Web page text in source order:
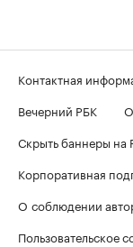
Контактная
Вечерний РБК
Скрыть баннеры на
Корпоративная
О соблюдении
Пользовательское